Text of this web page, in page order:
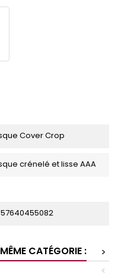
Cover Crop
crénelé et lisse AAA
CATÉGORIE :
>
<